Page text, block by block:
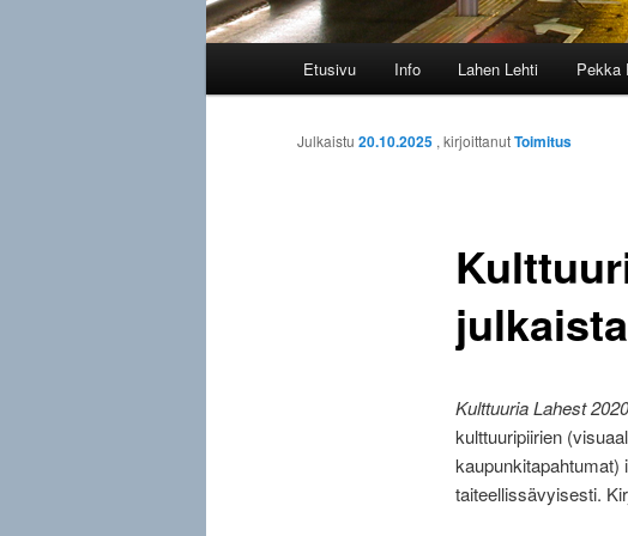
Etusivu Info Lahen Lehti Pekka
Julkaistu 20.10.2025 , kirjoittanutToimitus
Kulttuuria Lahest
kulttuuripiirien
kaupunkitapahtumat)
taiteellissävyisesti.